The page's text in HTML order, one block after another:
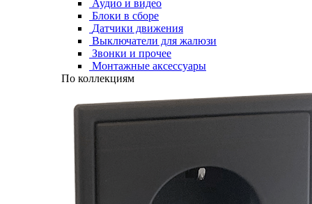
Аудио и видео
Блоки в сборе
Датчики движения
Выключатели для жалюзи
Звонки и прочее
Монтажные аксессуары
По коллекциям